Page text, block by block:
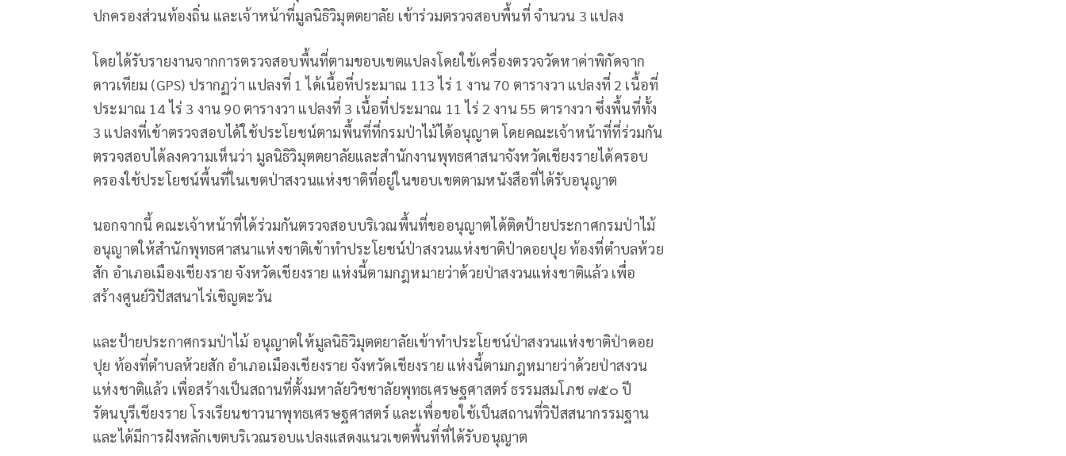
ปกครองส่วนท้องถิ่น และเจ้าหน้าที่มูลนิธิวิมุตตยาลัย เข้าร่วมตรวจสอบพื้นที่ จำนวน 3 แปลง
โดยได้รับรายงานจากการตรวจสอบพื้นที่ตามขอบเขตแปลงโดยใช้เครื่องตรวจวัดหาค่าพิกัดจาก
ดาวเทียม (GPS) ปรากฏว่า แปลงที่ 1 ได้เนื้อที่ประมาณ 113 ไร่ 1 งาน 70 ตารางวา แปลงที่ 2 เนื้อที่
ประมาณ 14 ไร่ 3 งาน 90 ตารางวา แปลงที่ 3 เนื้อที่ประมาณ 11 ไร่ 2 งาน 55 ตารางวา ซึ่งพื้นที่ทั้ง
3 แปลงที่เข้าตรวจสอบได้ใช้ประโยชน์ตามพื้นที่ที่กรมป่าไม้ได้อนุญาต โดยคณะเจ้าหน้าที่ที่ร่วมกัน
ตรวจสอบได้ลงความเห็นว่า มูลนิธิวิมุตตยาลัยและสำนักงานพุทธศาสนาจังหวัดเชียงรายได้ครอบ
ครองใช้ประโยชน์พื้นที่ในเขตป่าสงวนแห่งชาติที่อยู่ในขอบเขตตามหนังสือที่ได้รับอนุญาต
นอกจากนี้ คณะเจ้าหน้าที่ได้ร่วมกันตรวจสอบบริเวณพื้นที่ขออนุญาตได้ติดป้ายประกาศกรมป่าไม้
อนุญาตให้สำนักพุทธศาสนาแห่งชาติเข้าทำประโยชน์ป่าสงวนแห่งชาติป่าดอยปุย ท้องที่ตำบลห้วย
สัก อำเภอเมืองเชียงราย จังหวัดเชียงราย แห่งนี้ตามกฎหมายว่าด้วยป่าสงวนแห่งชาติแล้ว เพื่อ
สร้างศูนย์วิปัสสนาไร่เชิญตะวัน
และป้ายประกาศกรมป่าไม้ อนุญาตให้มูลนิธิวิมุตตยาลัยเข้าทำประโยชน์ป่าสงวนแห่งชาติป่าดอย
ปุย ท้องที่ตำบลห้วยสัก อำเภอเมืองเชียงราย จังหวัดเชียงราย แห่งนี้ตามกฎหมายว่าด้วยป่าสงวน
แห่งชาติแล้ว เพื่อสร้างเป็นสถานที่ตั้งมหาลัยวิชชาลัยพุทธเศรษฐศาสตร์ ธรรมสมโภช ๗๕๐ ปี
รัตนบุรีเชียงราย โรงเรียนชาวนาพุทธเศรษฐศาสตร์ และเพื่อขอใช้เป็นสถานที่วิปัสสนากรรมฐาน
และได้มีการฝังหลักเขตบริเวณรอบแปลงแสดงแนวเขตพื้นที่ที่ได้รับอนุญาต